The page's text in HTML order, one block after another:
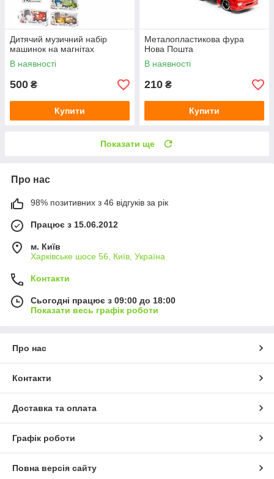
Дитячий музичний набір
машинок на магнітах
В наявності
500 ₴
Купити
Металопластикова фура
Нова Пошта
В наявності
210 ₴
Купити
Показати ще
Про нас
98% позитивних з 46 відгуків за рік
Працює з 15.06.2012
м. Київ
Харківське шосе 56, Київ, Україна
Контакти
Сьогодні працює з 09:00 до 18:00
Показати весь графік роботи
Про нас
Контакти
Доставка та оплата
Графік роботи
Повна версія сайту